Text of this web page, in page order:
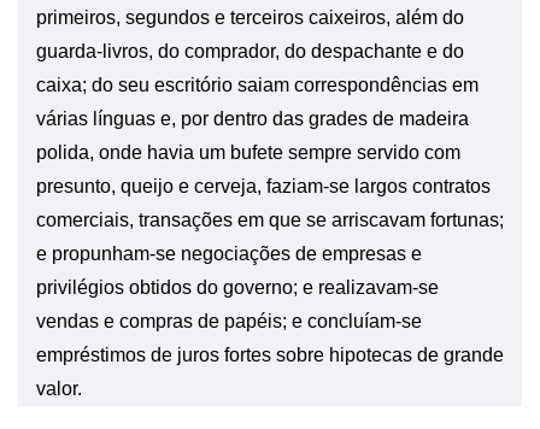
primeiros, segundos e terceiros caixeiros, além do
guarda-livros, do comprador, do despachante e do
caixa; do seu escritório saiam correspondências em
várias línguas e, por dentro das grades de madeira
polida, onde havia um bufete sempre servido com
presunto, queijo e cerveja, faziam-se largos contratos
comerciais, transações em que se arriscavam fortunas;
e propunham-se negociações de empresas e
privilégios obtidos do governo; e realizavam-se
vendas e compras de papéis; e concluíam-se
empréstimos de juros fortes sobre hipotecas de grande
valor.